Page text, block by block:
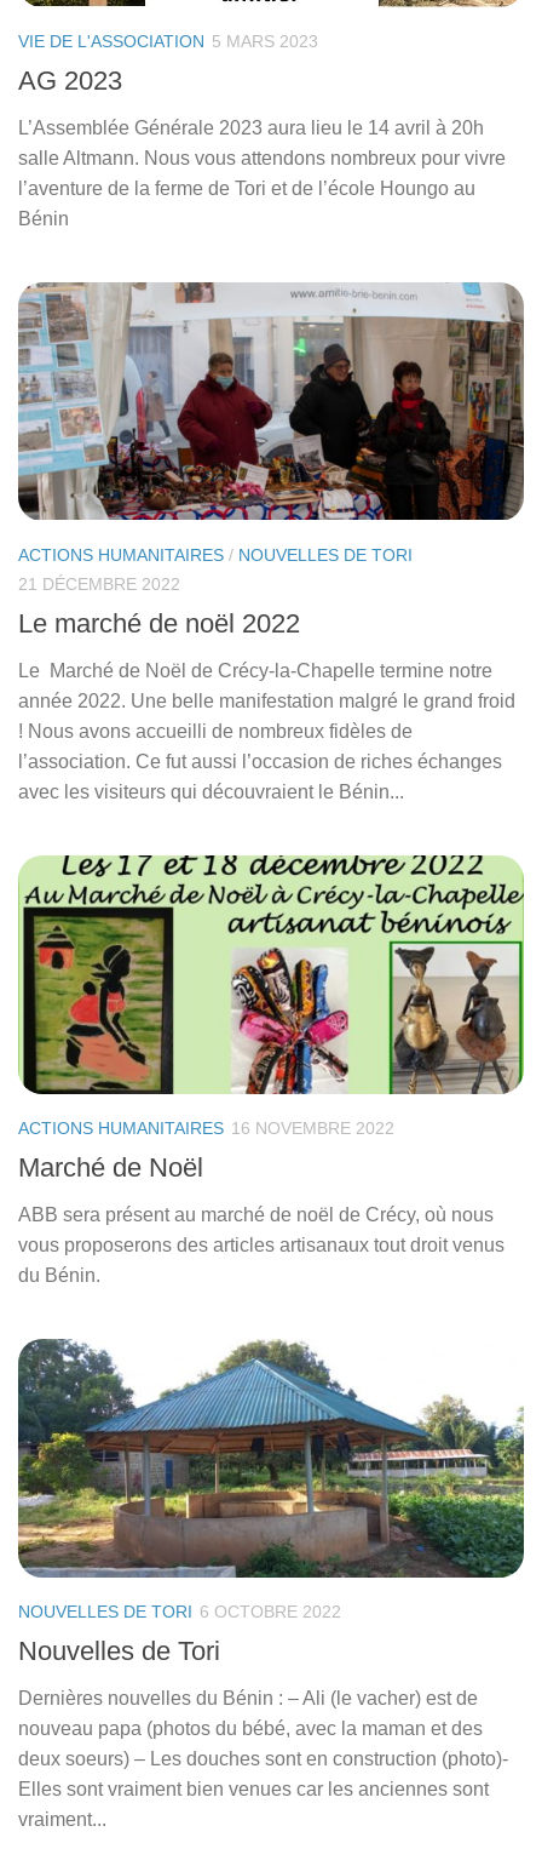
VIE DE L'ASSOCIATION 5 MARS 2023
AG 2023
L’Assemblée Générale 2023 aura lieu le 14 avril à 20h
salle Altmann. Nous vous attendons nombreux pour vivre
l’aventure de la ferme de Tori et de l’école Houngo au
Bénin
ACTIONS HUMANITAIRES / NOUVELLES DE TORI
21 DÉCEMBRE 2022
Le marché de noël 2022
Le Marché de Noël de Crécy-la-Chapelle termine notre
année 2022. Une belle manifestation malgré le grand froid
! Nous avons accueilli de nombreux fidèles de
l’association. Ce fut aussi l’occasion de riches échanges
avec les visiteurs qui découvraient le Bénin...
ACTIONS HUMANITAIRES 16 NOVEMBRE 2022
Marché de Noël
ABB sera présent au marché de noël de Crécy, où nous
vous proposerons des articles artisanaux tout droit venus
du Bénin.
NOUVELLES DE TORI 6 OCTOBRE 2022
Nouvelles de Tori
Dernières nouvelles du Bénin : – Ali (le vacher) est de
nouveau papa (photos du bébé, avec la maman et des
deux soeurs) – Les douches sont en construction (photo)-
Elles sont vraiment bien venues car les anciennes sont
vraiment...